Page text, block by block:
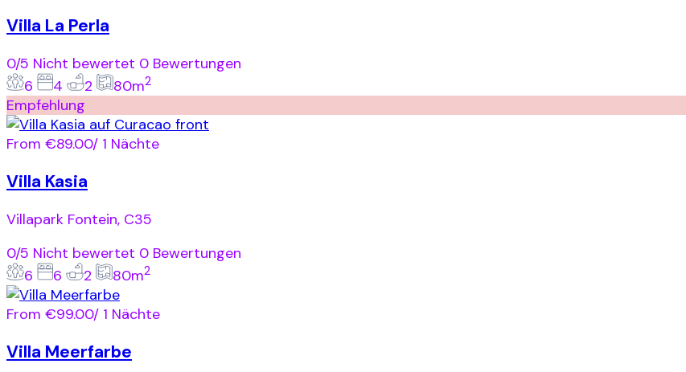
Villa La Perla
0/5 Nicht bewertet 0 Bewertungen
6
4 2 80m2
Empfehlung
From €89.00/ 1 Nächte
Villa Kasia
Villapark Fontein, C35
0/5 Nicht bewertet 0 Bewertungen
6
6 2 80m2
From €99.00/ 1 Nächte
Villa Meerfarbe